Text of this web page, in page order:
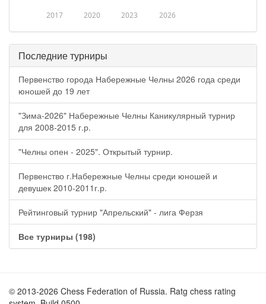
2017 2020 2023 2026
Последние турниры
Первенство города Набережные Челны 2026 года среди
юношей до 19 лет
"Зима-2026" Набережные Челны Каникулярный турнир
для 2008-2015 г.р.
"Челны опен - 2025". Открытый турнир.
Первенство г.Набережные Челны среди юношей и
девушек 2010-2011г.р.
Рейтинговый турнир "Апрельский" - лига Ферзя
Все турниры (198)
© 2013-2026 Chess Federation of Russia. Ratg chess rating